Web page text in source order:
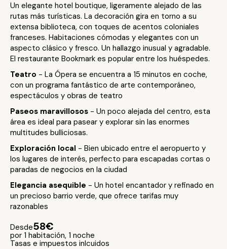
Un elegante hotel boutique, ligeramente alejado de las
rutas más turísticas. La decoración gira en torno a su
extensa biblioteca, con toques de acentos coloniales
franceses. Habitaciones cómodas y elegantes con un
aspecto clásico y fresco. Un hallazgo inusual y agradable.
El restaurante Bookmark es popular entre los huéspedes.
Teatro - La Ópera se encuentra a 15 minutos en coche,
con un programa fantástico de arte contemporáneo,
espectáculos y obras de teatro
Paseos maravillosos - Un poco alejada del centro, esta
área es ideal para pasear y explorar sin las enormes
multitudes bulliciosas.
Exploración local - Bien ubicado entre el aeropuerto y
los lugares de interés, perfecto para escapadas cortas o
paradas de negocios en la ciudad
Elegancia asequible - Un hotel encantador y refinado en
un precioso barrio verde, que ofrece tarifas muy
razonables
Desde58€
por 1 habitación, 1 noche
Tasas e impuestos inlcuidos